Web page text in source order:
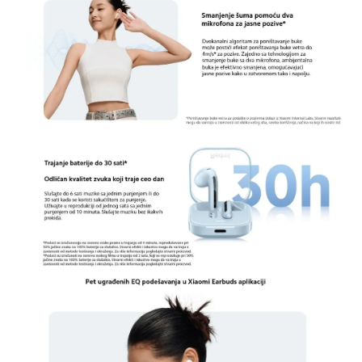
3. Bluetooth 5.3 tehnologija
Povezivanje nikada nije bilo brže i stabilnije
zahvaljujući najnovijoj Bluetooth 5.4 tehnologiji.
Redmi Buds 6 Active se automatski povezuju sa
vašim uređajem, omogućavajući neprekidno
uživanje u muzici ili razgovorima bez kašnjenja ili
4. Ergonomski dizajn za celodnevnu udobnost
Sa ergonomskim dizajnom koji se savršeno
prilagođava vašem uhu, Redmi Buds 6 Active
nude maksimalnu udobnost tokom celodnevne
upotrebe. Bez obzira koliko dugo nosite slušalice,
njihova lagana struktura i meki silikonski nastavci
osiguravaju da ih jedva osećate, čak i tokom
dugih slušnih sesija.